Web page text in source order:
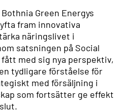
Green Energys
fram innovativa
näringslivet i
satsningen på Social
med sig nya perspektiv,
tydligare förståelse för
med försäljning i
som fortsätter ge effekt